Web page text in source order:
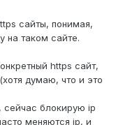
сайты, понимая,
на таком сайте.
https сайт,
думаю, что и это
сейчас блокирую ip
меняются ip, и